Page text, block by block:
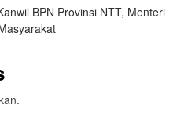
BPN Provinsi NTT, Menteri